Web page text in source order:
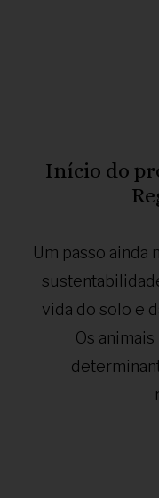
Início do
Um passo ainda
vida do solo e
Os